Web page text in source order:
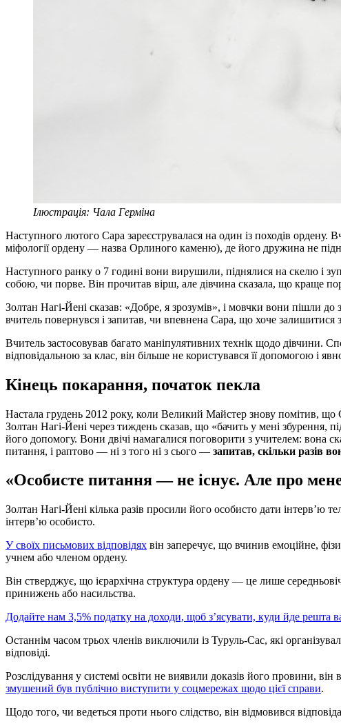
Ілюстрація: Чала Герміна
Наступного лютого Сара зареєструвалася на один із походів
міфології ордену — назва Орлиного каменю), де його дружина не
Наступного ранку о 7 годині вони вирушили, піднялися на скелю і
собою, чи порве. Він прочитав вірш, але дівчина сказала, що краще
Золтан Нагі-Йені сказав: «Добре, я зрозумів», і мовчки вони пішли до
вчитель повернувся і запитав, чи впевнена Сара, що хоче залишитися
Вчитель застосовував багато маніпулятивних технік щодо
відповідальною за клас, він більше не користувався її допомогою і
Кінець покарання, початок пекла
Настала грудень 2012 року, коли Великий Майстер знову помітив,
Золтан Нагі-Йені через тиждень сказав, що «бачить у мені
його допомогу. Вони двічі намагалися поговорити з учителем: вона
питання, і раптово — ні з того ні з сього — запитав, скільки разів
«Особисте питання — не існує. Але про
Золтан Нагі-Йені кілька разів просили його особисто дати
інтерв’ю особисто.
У своїх письмових відповідях він заперечує, що вчинив емоційне,
учнем або членом ордену.
Він стверджує, що ієрархічна структура ордену — це лише
принижень або насильства.
Додайте нам 3,5% податку на доходи, щоб з’ясувати, куди йде решта
Останнім часом трьох членів виключили із Туруль-Сас, які
відповіді.
Розслідування у системі освіти не виявили доказів його провини,
змушений був публічно виступити у соцмережах щодо цієї справи.
Щодо того, чи ведеться проти нього слідство, він відмовився